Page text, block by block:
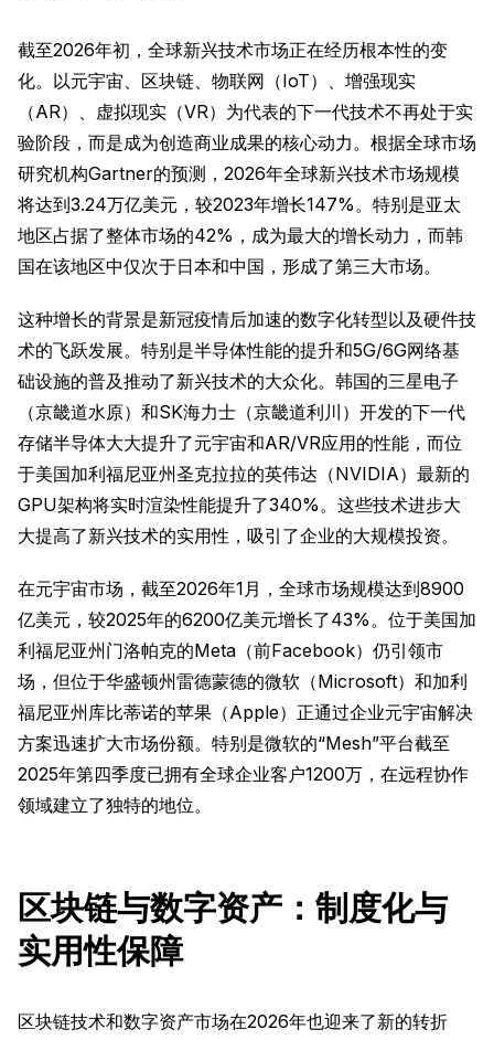
截至2026年初，全球新兴技术市场正在经历根本性的变
化。以元宇宙、区块链、物联网（IoT）、增强现实
（AR）、虚拟现实（VR）为代表的下一代技术不再处于实
验阶段，而是成为创造商业成果的核心动力。根据全球市场
研究机构Gartner的预测，2026年全球新兴技术市场规模
将达到3.24万亿美元，较2023年增长147%。特别是亚太
地区占据了整体市场的42%，成为最大的增长动力，而韩
国在该地区中仅次于日本和中国，形成了第三大市场。
这种增长的背景是新冠疫情后加速的数字化转型以及硬件技
术的飞跃发展。特别是半导体性能的提升和5G/6G网络基
础设施的普及推动了新兴技术的大众化。韩国的三星电子
（京畿道水原）和SK海力士（京畿道利川）开发的下一代
存储半导体大大提升了元宇宙和AR/VR应用的性能，而位
于美国加利福尼亚州圣克拉拉的英伟达（NVIDIA）最新的
GPU架构将实时渲染性能提升了340%。这些技术进步大
大提高了新兴技术的实用性，吸引了企业的大规模投资。
在元宇宙市场，截至2026年1月，全球市场规模达到8900
亿美元，较2025年的6200亿美元增长了43%。位于美国加
利福尼亚州门洛帕克的Meta（前Facebook）仍引领市
场，但位于华盛顿州雷德蒙德的微软（Microsoft）和加利
福尼亚州库比蒂诺的苹果（Apple）正通过企业元宇宙解决
方案迅速扩大市场份额。特别是微软的“Mesh”平台截至
2025年第四季度已拥有全球企业客户1200万，在远程协作
领域建立了独特的地位。
区块链与数字资产：制度化与
实用性保障
区块链技术和数字资产市场在2026年也迎来了新的转折